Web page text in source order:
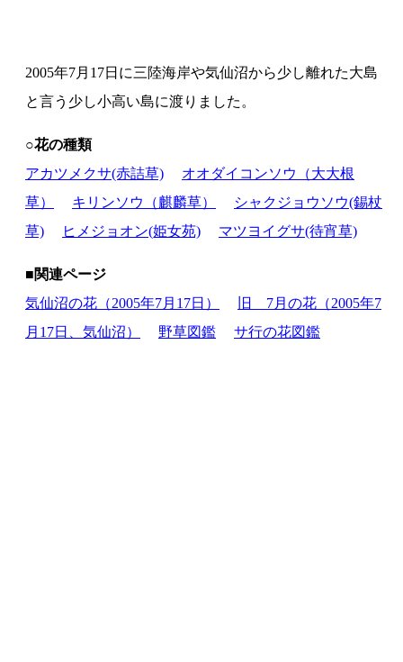
2005年7月17日に三陸海岸や気仙沼から少し離れた大島
と言う少し小高い島に渡りました。
○花の種類
アカツメクサ(赤詰草)
オオダイコンソウ（大大根
草）
キリンソウ（麒麟草）
シャクジョウソウ(錫杖
草)
ヒメジョオン(姫女苑) マツヨイグサ(待宵草)
■関連ページ
気仙沼の花（2005年7月17日）
旧 7月の花（2005年7
月17日、気仙沼）
野草図鑑 サ行の花図鑑